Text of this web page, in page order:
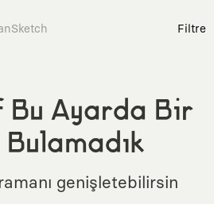
Sketch Filtre
Bu Ayarda Bir
Bulamadık
genişletebilirsin